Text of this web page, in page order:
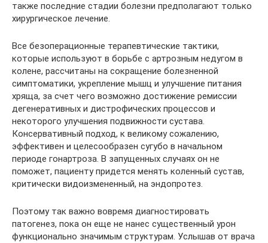
также последние стадии болезни предполагают только
хирургическое лечение.
Все безоперационные терапевтические тактики,
которые используют в борьбе с артрозным недугом в
колене, рассчитаны на сокращение болезненной
симптоматики, укрепление мышц и улучшение питания
хряща, за счет чего возможно достижение ремиссии
дегенеративных и дистрофических процессов и
некоторого улучшения подвижности сустава.
Консервативный подход, к великому сожалению,
эффективен и целесообразен сугубо в начальном
периоде гонартроза. В запущенных случаях он не
поможет, пациенту придется менять коленный сустав,
критически видоизмененный, на эндопротез.
Поэтому так важно вовремя диагностировать
патогенез, пока он еще не нанес существенный урон
функционально значимым структурам. Услышав от врача